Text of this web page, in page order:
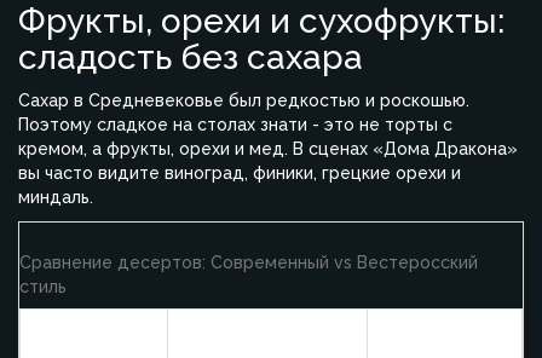
Фрукты, орехи и сухофрукты:
сладость без сахара
Сахар в Средневековье был редкостью и роскошью.
Поэтому сладкое на столах знати - это не торты с
кремом, а фрукты, орехи и мед. В сценах «Дома Дракона»
вы часто видите виноград, финики, грецкие орехи и
миндаль.
Сравнение десертов: Современный vs Вестеросский
стиль